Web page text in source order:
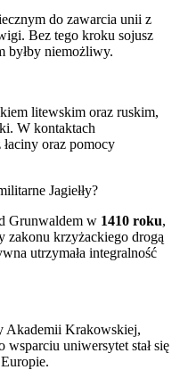
do zawarcia unii z
Bez tego kroku sojusz
byłby niemożliwy.
litewskim oraz ruskim,
W kontaktach
oraz pomocy
Jagiełły?
Grunwaldem w 1410 roku,
zakonu krzyżackiego drogą
utrzymała integralność
Akademii Krakowskiej,
uniwersytet stał się